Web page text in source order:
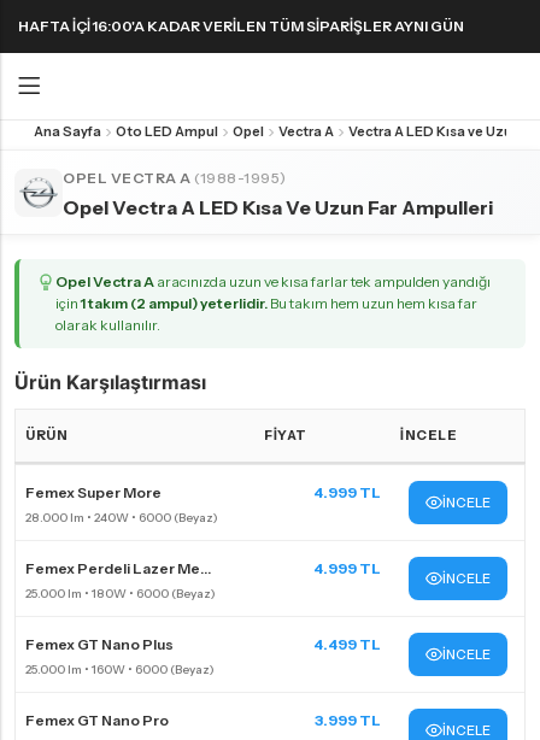
HAFTA IÇI 16:00'A KADAR VERILEN TÜM SIPARIŞLER AYNI GÜN
KARGODA! 1000 TL VE ÜZERI KARGO ÜCRETSIZ!
Ana Sayfa Oto LED Ampul Opel Vectra A
OPEL VECTRA A (1988-1995)
Opel Vectra A LED Kısa Ve Uzun Far Ampulleri
Opel Vectra A aracınızda uzun ve kısa farlar tek ampulden yandığı
için1 takım (2 ampul) yeterlidir. Bu takım hem uzun hem kısa far
olarak kullanılır.
Ürün Karşılaştırması
ÜRÜN FIYAT İNCELE
Femex Super More 4.999 TL
İNCELE
Femex Perdeli Lazer Me... 4.999 TL
İNCELE
Femex GT Nano Plus 4.499 TL
İNCELE
Femex GT Nano Pro 3.999 TL
İNCELE
FAR & SIS AMPULLERI
H3 LED Ampul
H4 LED Ampul
H7 LED Ampul
H9 LED Ampul
H10 LED Ampul
FAR & SIS AMPULLERI
H15 LED Ampul
HB4 9006 LED Ampul
HIR2 9012 LED Ampul
SINYAL AMPULLERI PARK AMPULLERI